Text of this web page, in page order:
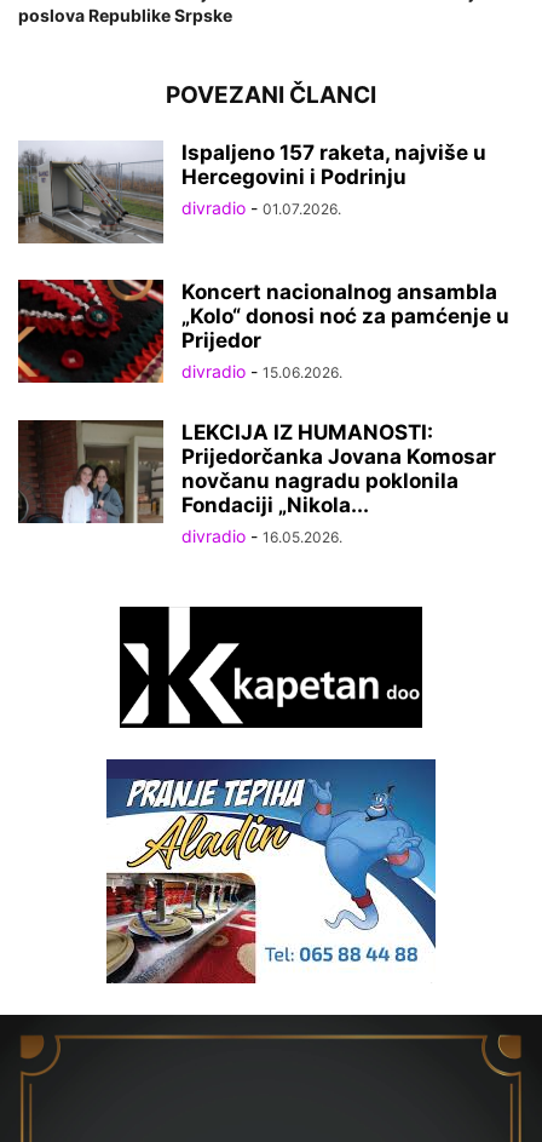
poslova Republike Srpske
POVEZANI ČLANCI
Ispaljeno 157 raketa, najviše u
Hercegovini i Podrinju
divradio - 01.07.2026.
Koncert nacionalnog ansambla
„Kolo“ donosi noć za pamćenje u
Prijedor
divradio - 15.06.2026.
LEKCIJA IZ HUMANOSTI:
Prijedorčanka Jovana Komosar
novčanu nagradu poklonila
Fondaciji „Nikola...
divradio - 16.05.2026.